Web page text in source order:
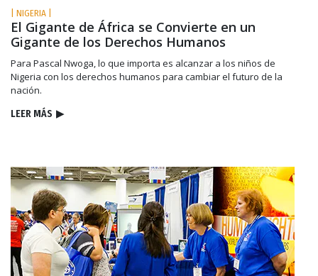
| NIGERIA |
El Gigante de África se Convierte en un
Gigante de los Derechos Humanos
Para Pascal Nwoga, lo que importa es alcanzar a los niños de
Nigeria con los derechos humanos para cambiar el futuro de la
nación.
LEER MÁS ▶